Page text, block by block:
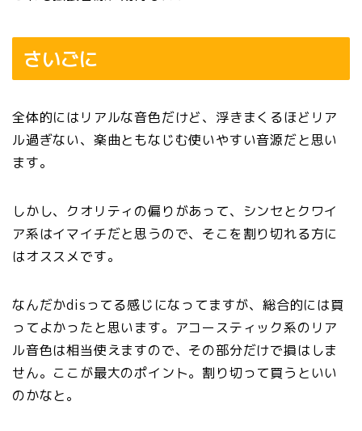
さいごに
全体的にはリアルな音色だけど、浮きまくるほどリア
ル過ぎない、楽曲ともなじむ使いやすい音源だと思い
ます。
しかし、クオリティの偏りがあって、シンセとクワイ
ア系はイマイチだと思うので、そこを割り切れる方に
はオススメです。
なんだかdisってる感じになってますが、総合的には買
ってよかったと思います。アコースティック系のリア
ル音色は相当使えますので、その部分だけで損はしま
せん。ここが最大のポイント。割り切って買うといい
のかなと。